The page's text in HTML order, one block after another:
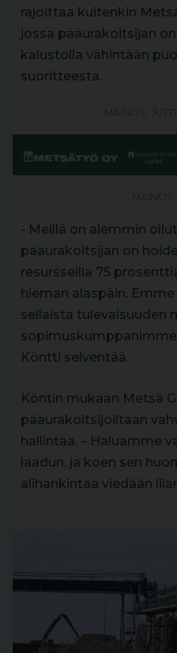
rajoittaa kuitenkin
jossa pääurakoitsijan
kalustolla vähintään
suoritteesta.
- Meillä on aiemmin
pääurakoitsijan on
resursseilla 75
hieman alaspäin.
sellaista tulevaisuuden
Köntti selventää.
Köntin mukaan Metsä
pääurakoitsijoiltaan
hallintaa. – Haluamme
laadun, ja koen sen
alihankintaa viedään